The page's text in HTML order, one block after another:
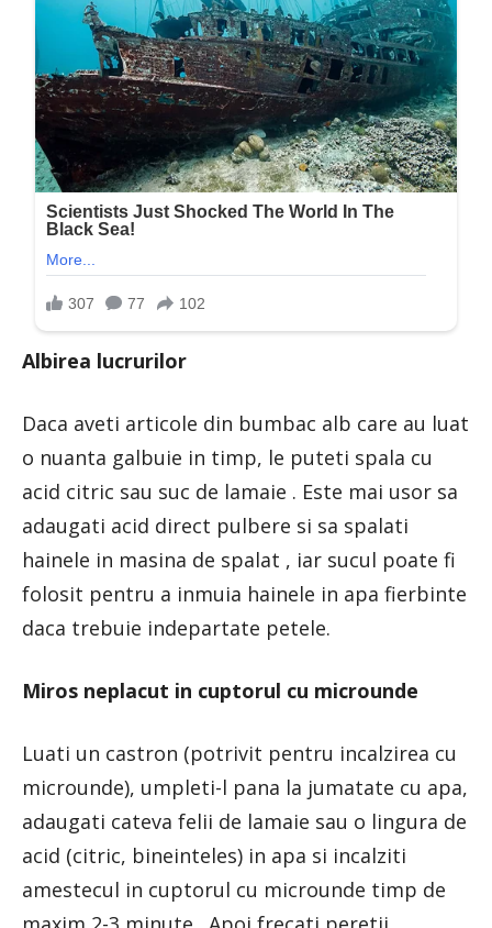
Albirea lucrurilor
Daca aveti articole din bumbac alb care au luat
o nuanta galbuie in timp, le puteti spala cu
acid citric sau suc de lamaie . Este mai usor sa
adaugati acid direct pulbere si sa spalati
hainele in masina de spalat , iar sucul poate fi
folosit pentru a inmuia hainele in apa fierbinte
daca trebuie indepartate petele.
Miros neplacut in cuptorul cu microunde
Luati un castron (potrivit pentru incalzirea cu
microunde), umpleti-l pana la jumatate cu apa,
adaugati cateva felii de lamaie sau o lingura de
acid (citric, bineinteles) in apa si incalziti
amestecul in cuptorul cu microunde timp de